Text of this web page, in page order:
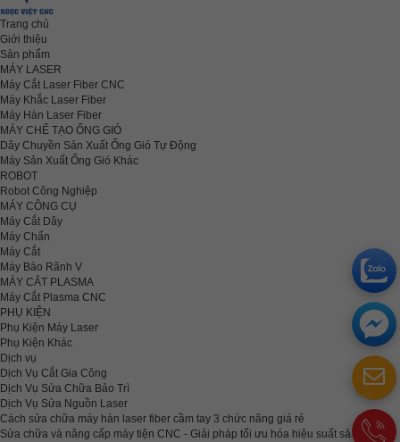
Trang chủ
Giới thiệu
Sản phẩm
MÁY LASER
Máy Cắt Laser Fiber CNC
Máy Khắc Laser Fiber
Máy Hàn Laser Fiber
MÁY CHẾ TẠO ỐNG GIÓ
Dây Chuyền Sản Xuất Ống Gió Tự Động
Máy Sản Xuất Ống Gió Khác
ROBOT
Robot Công Nghiệp
MÁY CÔNG CỤ
Máy Cắt Dây
Máy Chấn
Máy Cắt
Máy Bào Rãnh V
MÁY CẮT PLASMA
Máy Cắt Plasma CNC
PHỤ KIỆN
Phụ Kiện Máy Laser
Phụ Kiện Khác
Dịch vụ
Dịch Vụ Cắt Gia Công
Dịch Vụ Sửa Chữa Bảo Trì
Dịch Vụ Sửa Nguồn Laser
Cách sửa chữa máy hàn laser fiber cầm tay 3 chức năng giá rẻ
Sửa chữa và nâng cấp máy tiện CNC - Giải pháp tối ưu hóa hiệu suất sản xuất